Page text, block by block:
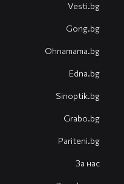
Vesti.bg
Gong.bg
Оhnamama.bg
Edna.bg
Sinoptik.bg
Grabo.bg
Pariteni.bg
За нас